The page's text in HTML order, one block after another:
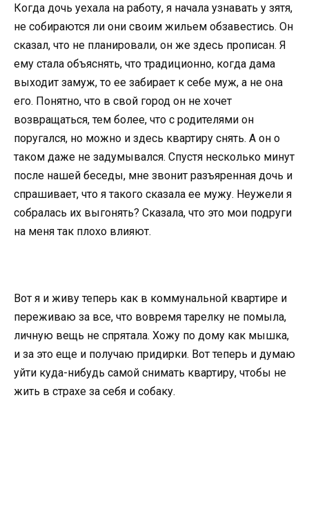
Когда дочь уехала на работу, я начала узнавать у зятя,
не собираются ли они своим жильем обзавестись. Он
сказал, что не планировали, он же здесь прописан. Я
ему стала объяснять, что традиционно, когда дама
выходит замуж, то ее забирает к себе муж, а не она
его. Понятно, что в свой город он не хочет
возвращаться, тем более, что с родителями он
поругался, но можно и здесь квартиру снять. А он о
таком даже не задумывался. Спустя несколько минут
после нашей беседы, мне звонит разъяренная дочь и
спрашивает, что я такого сказала ее мужу. Неужели я
собралась их выгонять? Сказала, что это мои подруги
на меня так плохо влияют.
Вот я и живу теперь как в коммунальной квартире и
переживаю за все, что вовремя тарелку не помыла,
личную вещь не спрятала. Хожу по дому как мышка,
и за это еще и получаю придирки. Вот теперь и думаю
уйти куда-нибудь самой снимать квартиру, чтобы не
жить в страхе за себя и собаку.